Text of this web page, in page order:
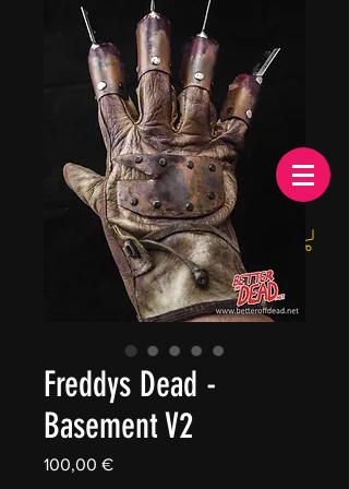
EUR (€)
Freddys Dead -
Basement V2
100,00 €Price